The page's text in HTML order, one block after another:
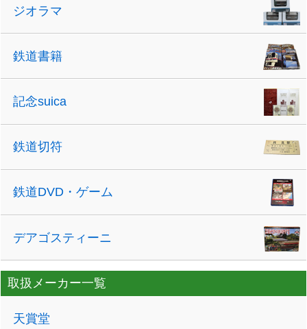
ジオラマ
鉄道書籍
記念suica
鉄道切符
鉄道DVD・ゲーム
デアゴスティーニ
取扱メーカー一覧
天賞堂